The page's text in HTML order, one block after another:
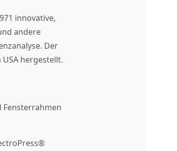
innovative,
andere
Der
hergestellt.
Fensterrahmen